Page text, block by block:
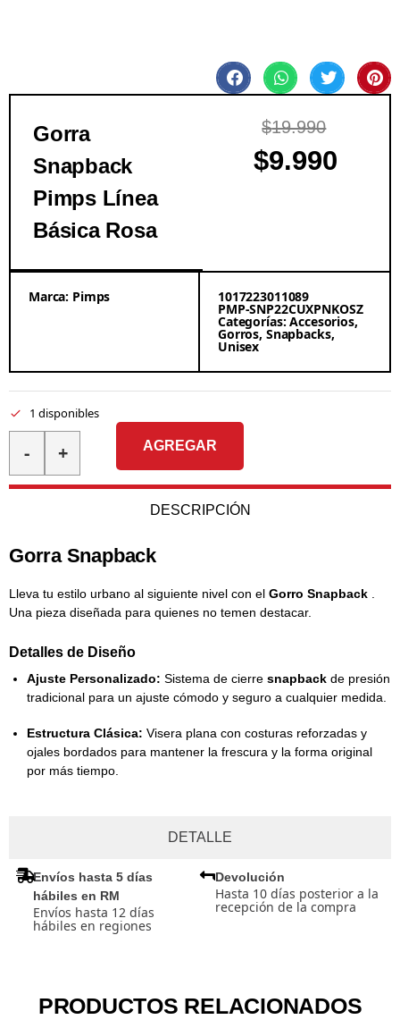
Gorra
Snapback
Pimps Línea
Básica Rosa
$19.990
$9.990
Marca: Pimps 1017223011089
PMP-SNP22CUXPNKOSZ
Categorías:Accesorios,
Gorros, Snapbacks,
Unisex
1 disponibles
- + AGREGAR
DESCRIPCIÓN
DETALLE
Gorra Snapback
Lleva tu estilo urbano al siguiente nivel con el Gorro Snapback
Una pieza diseñada para quienes no temen destacar.
Detalles de Diseño
Ajuste Personalizado: Sistema de cierre snapback de presión
tradicional para un ajuste cómodo y seguro a cualquier medida.
Estructura Clásica: Visera plana con costuras reforzadas y
ojales bordados para mantener la frescura y la forma original
por más tiempo.
Envíos hasta 5 días
hábiles en RM
Envíos hasta 12 días
hábiles en regiones
Devolución
Hasta 10 días posterior a la
recepción de la compra
PRODUCTOS RELACIONADOS